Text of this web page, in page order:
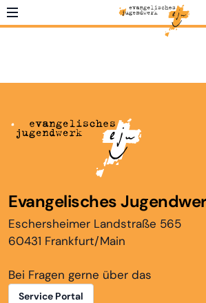
Evangelisches
Eschersheimer Landstraße 565
60431 Frankfurt/Main
Bei Fragen gerne über das
Service Portal